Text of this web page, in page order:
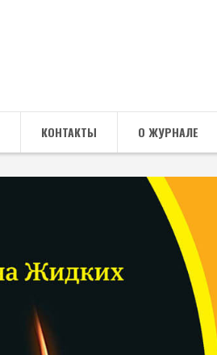
КОНТАКТЫ О ЖУРНАЛЕ